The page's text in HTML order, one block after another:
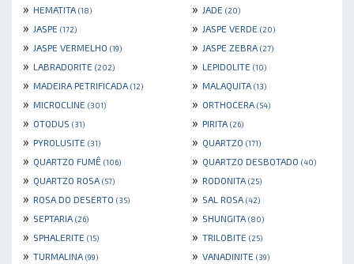
» HEMATITA (18) » JADE (20)
» JASPE (172) » JASPE VERDE (20)
» JASPE VERMELHO (19) » JASPE ZEBRA (27)
» LABRADORITE (202) » LEPIDOLITE (10)
» MADEIRA PETRIFICADA (12) » MALAQUITA (13)
» MICROCLINE (301) » ORTHOCERA (54)
» OTODUS (31) » PIRITA (26)
» PYROLUSITE (31) » QUARTZO (171)
» QUARTZO FUMÊ (106) » QUARTZO DESBOTADO (40)
» QUARTZO ROSA (57) » RODONITA (25)
» ROSA DO DESERTO (35) » SAL ROSA (42)
» SEPTARIA (26) » SHUNGITA (80)
» SPHALERITE (15) » TRILOBITE (25)
» TURMALINA (99) » VANADINITE (39)